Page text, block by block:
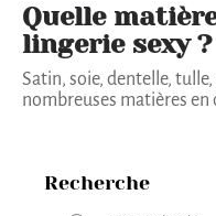
Quelle
lingerie sexy ?
Satin, soie, dentelle,
nombreuses matières en
Recherche